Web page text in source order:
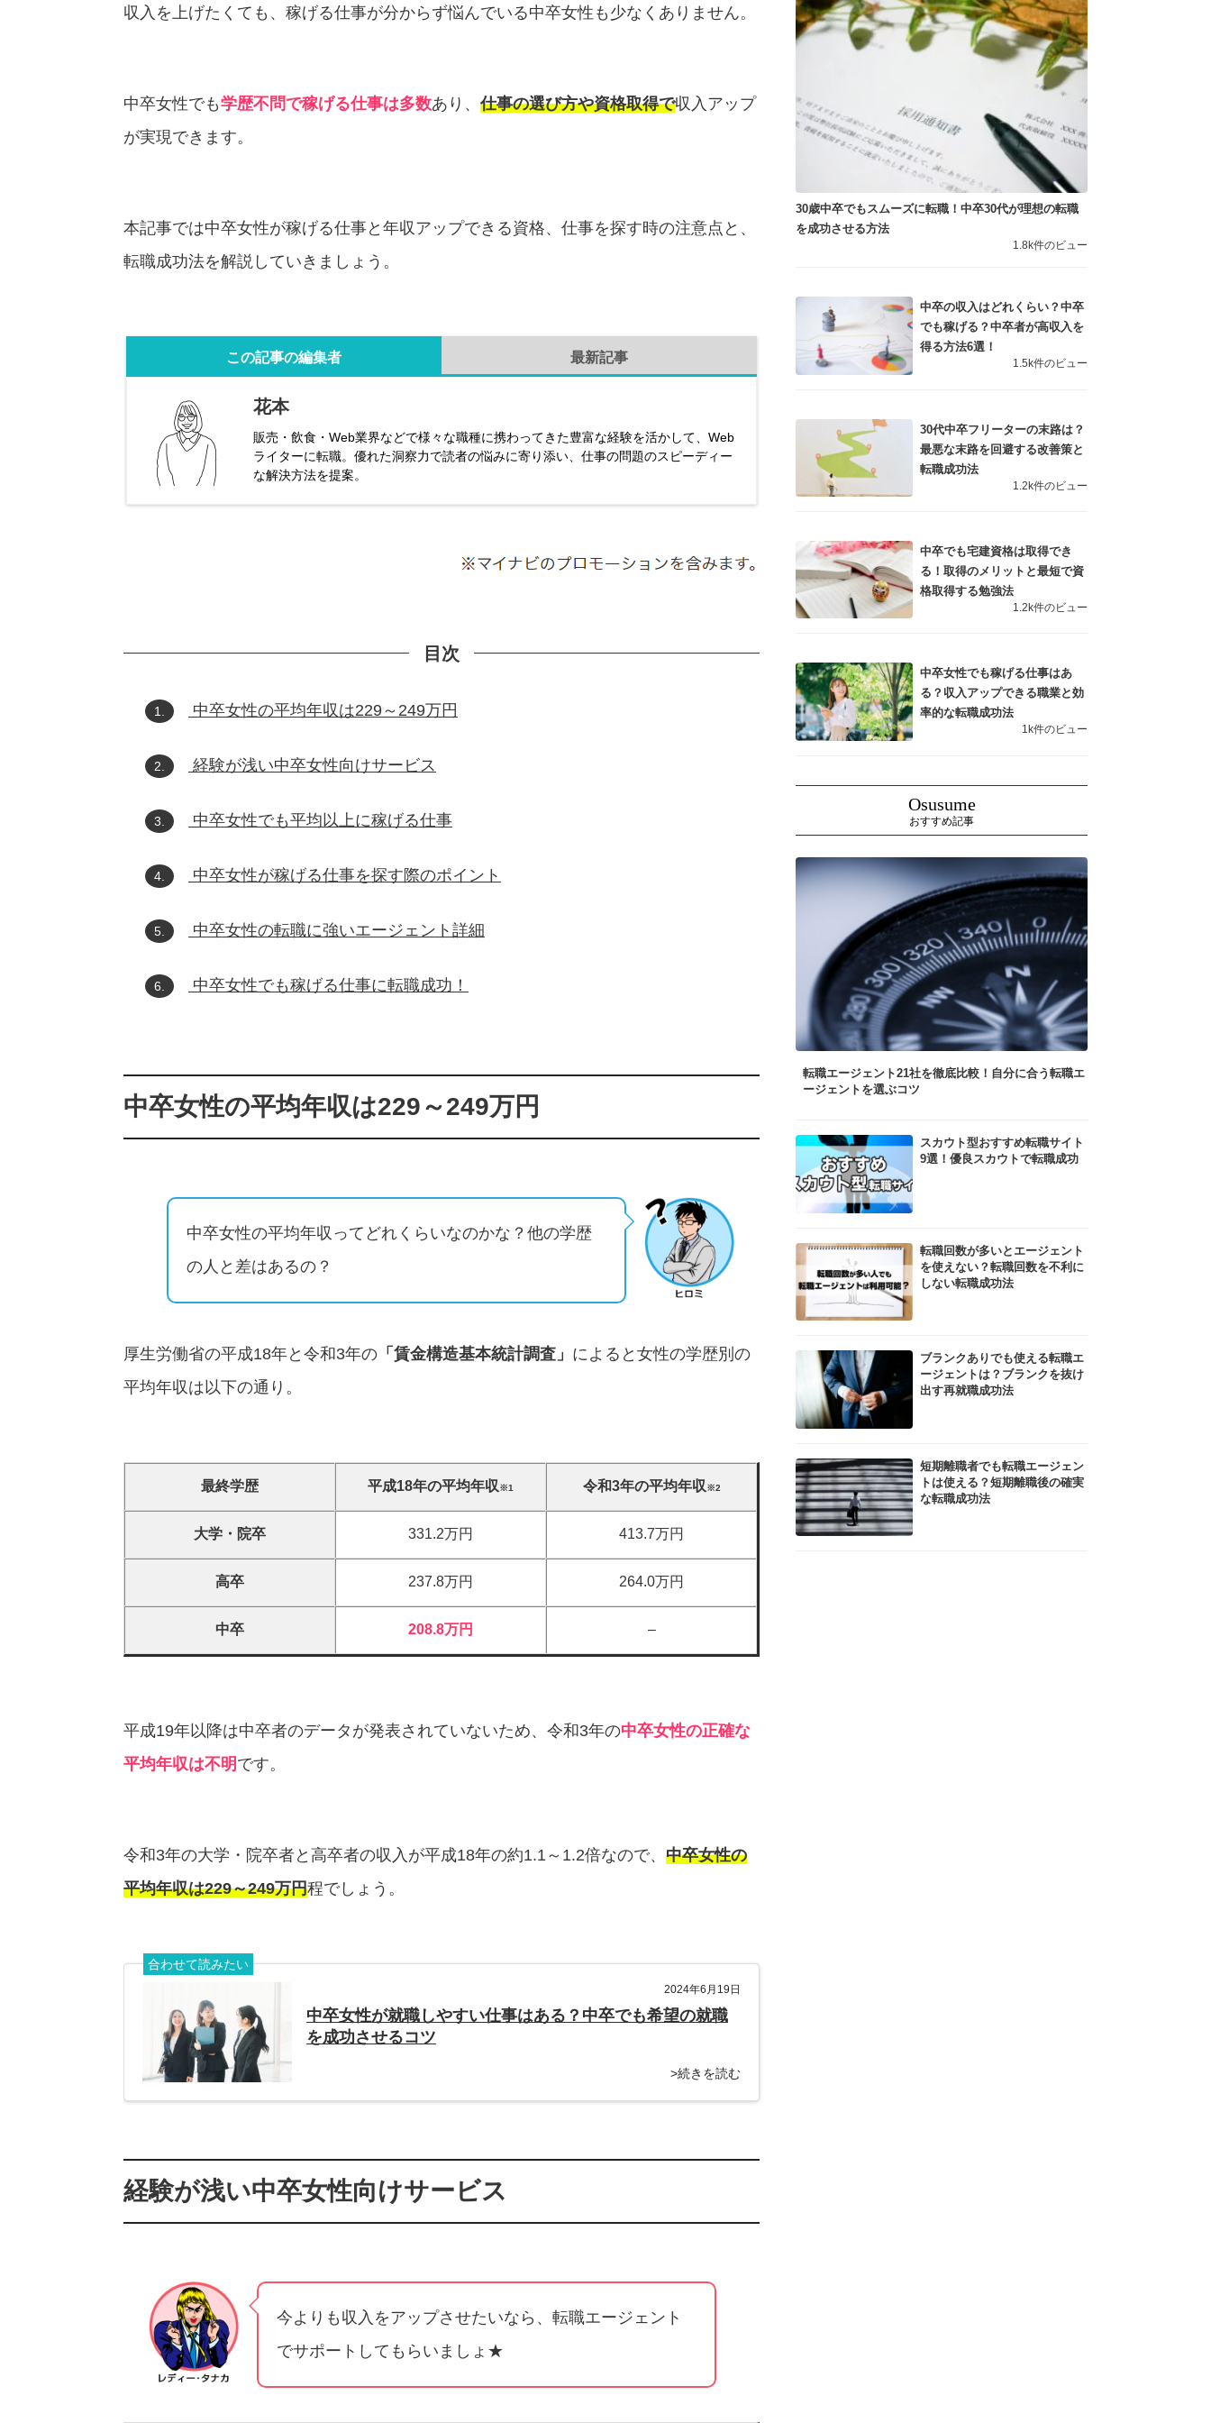
収入を上げたくても、稼げる仕事が分からず悩んでいる中卒女性も少なくありません。
中卒女性でも学歴不問で稼げる仕事は多数あり、 仕事の選び方や資格取得で収入アップ
が実現できます。
本記事では中卒女性が稼げる仕事と年収アップできる資格、仕事を探す時の注意点と、
転職成功法を解説していきましょう。
この記事の編集者 最新記事
花本
販売・飲食・Web業界などで様々な職種に携わってきた豊富な経験を活かして、Web
ライターに転職。優れた洞察力で読者の悩みに寄り添い、仕事の問題のスピーディー
な解決方法を提案。
目次
1. 中卒女性の平均年収は229～249万円
2. 経験が浅い中卒女性向けサービス
3. 中卒女性でも平均以上に稼げる仕事
4. 中卒女性が稼げる仕事を探す際のポイント
5. 中卒女性の転職に強いエージェント詳細
6. 中卒女性でも稼げる仕事に転職成功！
中卒女性の平均年収は229～249万円
中卒女性の平均年収ってどれくらいなのかな？他の学歴
の人と差はあるの？
厚生労働省の平成18年と令和3年の 「賃金構造基本統計調査」 によると女性の学歴別の
平均年収は以下の通り。
最終学歴 平成18年の平均年収 ※1 令和3年の平均年収 ※2
大学・院卒 331.2万円 413.7万円
高卒 237.8万円 264.0万円
中卒 208.8万円 –
平成19年以降は中卒者のデータが発表されていないため、令和3年の中卒女性の正確な
平均年収は不明 です。
令和3年の大学・院卒者と高卒者の収入が平成18年の約1.1～1.2倍なので、 中卒女性の
平均年収は229～249万円程でしょう。
合わせて読みたい
2024年6月19日
中卒女性が就職しやすい仕事はある？中卒でも希望の就職
を成功させるコツ
>続きを読む
経験が浅い中卒女性向けサービス
今よりも収入をアップさせたいなら、転職エージェント
でサポートしてもらいましょ★
30歳中卒でもスムーズに転職！中卒30代が理想の転職
を成功させる方法
1.8k件のビュー
中卒の収入はどれくらい？中卒
でも稼げる？中卒者が高収入を
得る方法6選！
1.5k件のビュー
30代中卒フリーターの末路は？
最悪な末路を回避する改善策と
転職成功法
1.2k件のビュー
中卒でも宅建資格は取得でき
る！取得のメリットと最短で資
格取得する勉強法
1.2k件のビュー
中卒女性でも稼げる仕事はあ
る？収入アップできる職業と効
率的な転職成功法
1k件のビュー
Osusume
おすすめ記事
転職エージェント21社を徹底比較！自分に合う転職エ
ージェントを選ぶコツ
スカウト型おすすめ転職サイト
9選！優良スカウトで転職成功
転職回数が多いとエージェント
を使えない？転職回数を不利に
しない転職成功法
ブランクありでも使える転職エ
ージェントは？ブランクを抜け
出す再就職成功法
短期離職者でも転職エージェン
トは使える？短期離職後の確実
な転職成功法